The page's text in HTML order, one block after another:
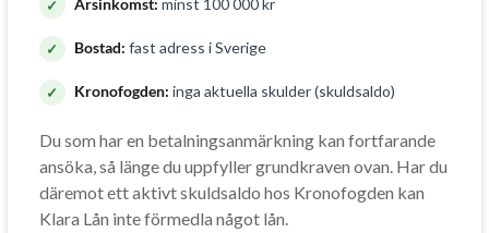
Årsinkomst: minst 100 000 kr
Bostad: fast adress i Sverige
Kronofogden: inga aktuella skulder (skuldsaldo)
Du som har en betalningsanmärkning kan fortfarande
ansöka, så länge du uppfyller grundkraven ovan. Har du
däremot ett aktivt skuldsaldo hos Kronofogden kan
Klara Lån inte förmedla något lån.